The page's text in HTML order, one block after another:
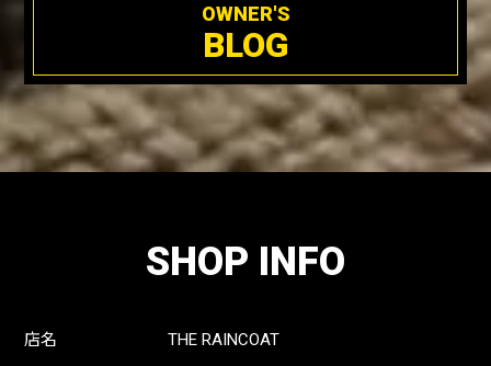
OWNER'S
BLOG
SHOP INFO
店名
THE RAINCOAT